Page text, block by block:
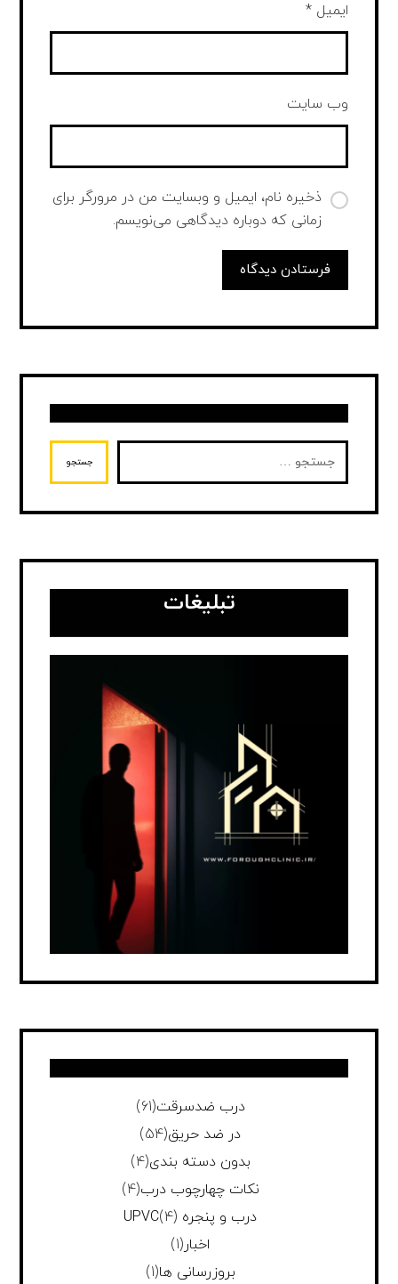
ایمیل*
وب‌ سایت
ذخیره نام، ایمیل و وبسایت من در مرورگر برای
زمانی که دوباره دیدگاهی می‌نویسم.
فرستادن دیدگاه
جستجو
تبلیغات
درب ضدسرقت(61)
در ضد حریق(54)
بدون دسته بندی(4)
نکات چهارچوب درب(4)
درب و پنجره UPVC (4)
اخبار(1)
بروزرسانی ها(1)